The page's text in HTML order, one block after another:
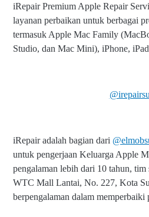
iRepair Premium Apple Repair
layanan perbaikan untuk berbagai
termasuk Apple Mac Family
Studio, dan Mac Mini), iPhone,
iRepair adalah bagian dari
untuk pengerjaan Keluarga Apple
pengalaman lebih dari 10 tahun,
WTC Mall Lantai, No. 227, Kota
berpengalaman dalam